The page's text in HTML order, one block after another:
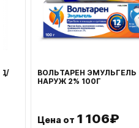
ВОЛЬТАРЕН ЭМУЛЬГЕЛЬ
НАРУЖ 2% 100Г
Цена от1 106₽